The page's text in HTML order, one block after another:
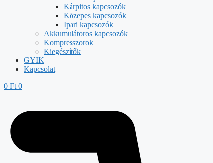
Kárpitos kapcsozók
Közepes kapcsozók
Ipari kapcsozók
Akkumulátoros kapcsozók
Kompresszorok
Kiegészítők
GYIK
Kapcsolat
0 Ft 0